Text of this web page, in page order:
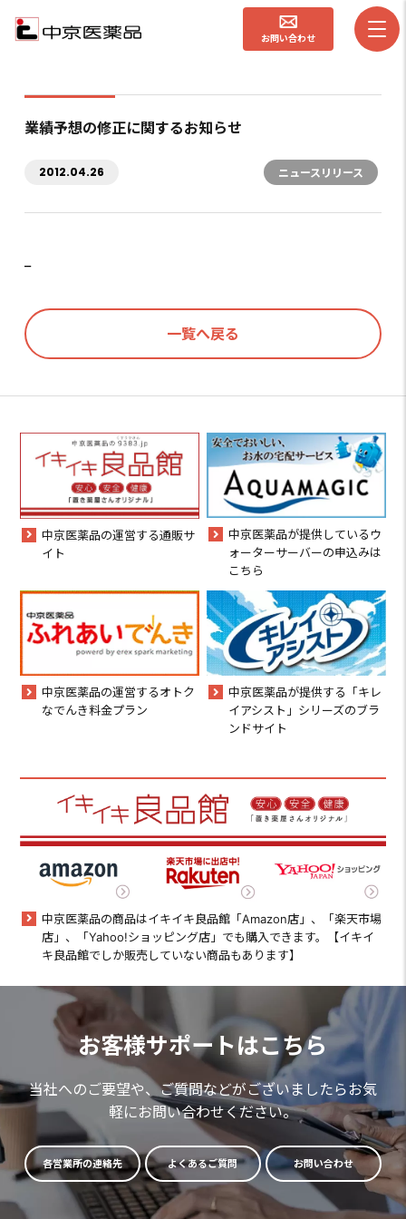
お問い合わせ
業績予想の修正に関するお知らせ
2012.04.26 ニュースリリース
一覧へ戻る
中京医薬品の運営する通販サ
イト
中京医薬品が提供しているウ
ォーターサーバーの申込みは
こちら
中京医薬品の運営するオトク
なでんき料金プラン
中京医薬品が提供する「キレ
イアシスト」シリーズのブラ
ンドサイト
中京医薬品の商品はイキイキ良品館「Amazon店」、「楽天市場
店」、「Yahoo!ショッピング店」でも購入できます。【イキイ
キ良品館でしか販売していない商品もあります】
お客様サポートはこちら
当社へのご要望や、ご質問などがございましたらお気
軽にお問い合わせください。
各営業所の連絡先 よくあるご質問 お問い合わせ